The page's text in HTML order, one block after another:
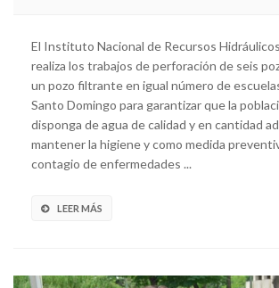
El Instituto Nacional de Recursos
realiza los trabajos de perforación de seis
un pozo filtrante en igual número de
Santo Domingo para garantizar que la
disponga de agua de calidad y en cantidad
mantener la higiene y como medida
contagio de enfermedades ...
LEER MÁS